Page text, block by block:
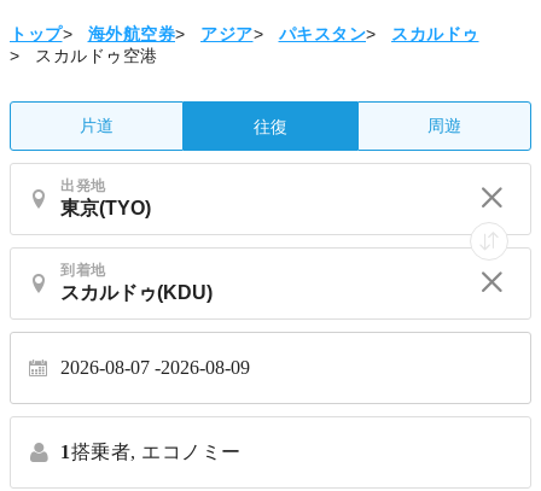
トップ> 海外航空券> アジア> パキスタン>
スカルドゥ
>
スカルドゥ空港
片道 往復 周遊
出発地
到着地
2026-08-07 2026-08-09
1搭乗者, エコノミー